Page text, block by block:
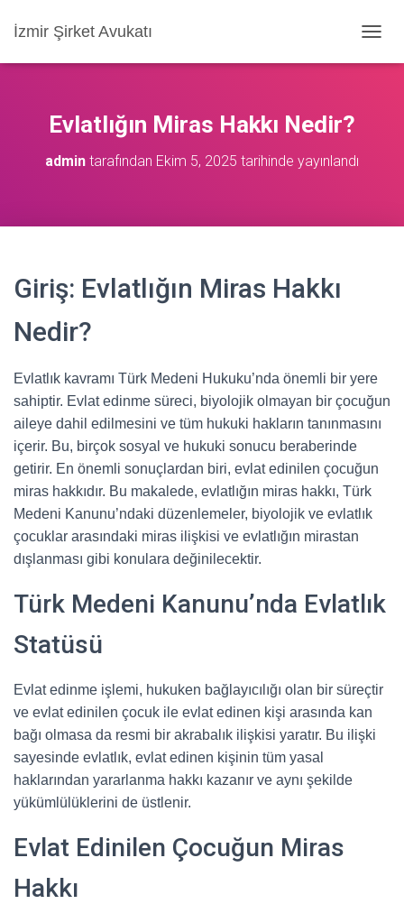
İzmir Şirket Avukatı
E
Evlatlığın Miras Hakkı Nedir?
admin tarafından Ekim 5, 2025 tarihinde yayınlandı
Giriş: Evlatlığın Miras Hakkı
Nedir?
Evlatlık kavramı Türk Medeni Hukuku’nda önemli bir yere
sahiptir. Evlat edinme süreci, biyolojik olmayan bir çocuğun
aileye dahil edilmesini ve tüm hukuki hakların tanınmasını
içerir. Bu, birçok sosyal ve hukuki sonucu beraberinde
getirir. En önemli sonuçlardan biri, evlat edinilen çocuğun
miras hakkıdır. Bu makalede, evlatlığın miras hakkı, Türk
Medeni Kanunu’ndaki düzenlemeler, biyolojik ve evlatlık
çocuklar arasındaki miras ilişkisi ve evlatlığın mirastan
dışlanması gibi konulara değinilecektir.
Türk Medeni Kanunu’nda Evlatlık
Statüsü
Evlat edinme işlemi, hukuken bağlayıcılığı olan bir süreçtir
ve evlat edinilen çocuk ile evlat edinen kişi arasında kan
bağı olmasa da resmi bir akrabalık ilişkisi yaratır. Bu ilişki
sayesinde evlatlık, evlat edinen kişinin tüm yasal
haklarından yararlanma hakkı kazanır ve aynı şekilde
yükümlülüklerini de üstlenir.
Evlat Edinilen Çocuğun Miras
Hakkı